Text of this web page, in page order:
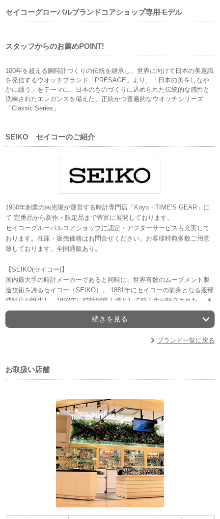
セイコーグローバルブランドコアショップ専用モデル
スタッフからのお薦めPOINT!
100年を超える腕時計づくりの伝統を継承し、世界に向けて日本の美意識
を発信するウオッチブランド「PRESAGE」より、「日本の美をしなや
かに纏う」をテーマに、日本のものづくりに込められた伝統的な感性と
洗練されたエレガンスを備えた、正統かつ普遍的なウオッチシリーズ
「Classic Series」
SEIKO セイコーのご紹介
1950年創業の㈱光陽が運営する時計専門店「Koyo・TIME’S GEAR」に
て 定番品から新作・限定品まで豊富に展開しております。
セイコーグルーバルコアショップに認定・アフターサービスも充実して
おります。在庫・販売価格はお問合せください。お客様特典多数ご用意
致しております。全国通販あり。
【SEIKO(セイコー)】
国内最大手の時計メーカーであると同時に、世界有数のムーブメント製
造技術を誇るセイコー（SEIKO）。 1881年にセイコーの前身となる服部
時計店が誕生し、1892年に時計製造工場として精工舎が設立された。 ま
た、1969年には業界初のクオーツムーブメントを搭載した腕時計を発売
し、セイコーは一躍世界に勇名を轟かせた。 このことは俗に＜クオー
た、近年は機械式時計同様にゼンマイを動力源としながら、水晶からの
イコーのフロンティアスピリッツには、世界中から熱い視線が注がれて
【セイコーグローバルブランド コアショップとは】
プロスペックス、プレザージュ、アストロンなど
続きを見る
ブランド一覧に戻る
お取扱い店舗